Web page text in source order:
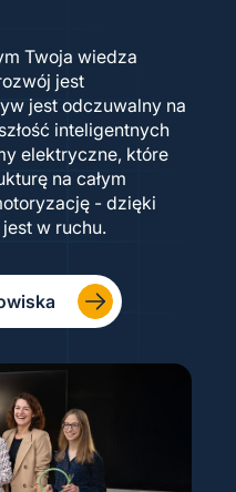
Twoja wiedza
jest
jest odczuwalny na
inteligentnych
elektryczne, które
na całym
- dzięki
w ruchu.